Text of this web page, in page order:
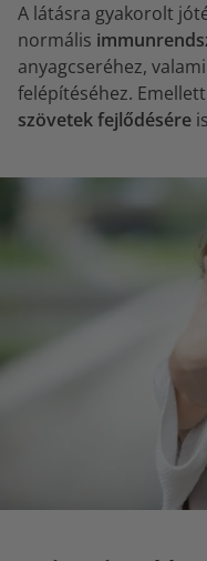
A látásra gyakorolt
normális
anyagcseréhez,
felépítéséhez.
szövetek fejlődésére